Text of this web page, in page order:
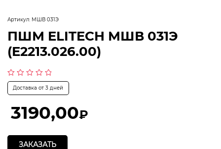
Артикул: МШВ 031Э
ПШМ ELITECH МШВ 031Э
(E2213.026.00)
Оценка
из
Доставка от 3 дней
3190,00₽
ЗАКАЗАТЬ